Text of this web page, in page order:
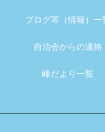
ブログ等（情報）一
自治会からの連絡
峰だより一覧